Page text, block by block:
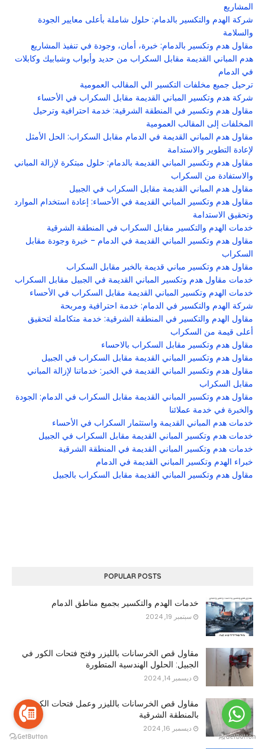
المشاريع
شركة الهدم والتكسير بالدمام: حلول شاملة بأعلى معايير الجودة
والسلامة
مقاول هدم وتكسير بالدمام: خبرة، أمان، وجودة في تنفيذ المشاريع
هدم المباني القديمة مقابل السكراب من حديد وأبواب وشبابيك وكابلات
في الدمام
ترحيل جميع مخلفات التكسير الي المقالب العمومية
شركة هدم وتكسير المباني القديمة مقابل السكراب في الأحساء
مقاول هدم وتكسير في المنطقة الشرقية: خدمة احترافية وترحيل
المخلفات إلى المقالب العمومية
مقاول هدم المباني القديمة في الدمام مقابل السكراب: الحل الأمثل
لإعادة التطوير والاستدامة
مقاول هدم وتكسير المباني القديمة بالدمام: حلول مبتكرة لإزالة المباني
والاستفادة من السكراب
مقاول هدم المباني القديمة مقابل السكراب في الجبيل
مقاول هدم وتكسير المباني القديمة في الأحساء: إعادة استخدام الموارد
وتحقيق الاستدامة
خدمات الهدم والتكسير مقابل السكراب في المنطقة الشرقية
مقاول هدم وتكسير المباني القديمة في الدمام - خبرة وجودة مقابل
السكراب
مقاول هدم وتكسير مباني قديمة بالخبر مقابل السكراب
خدمات مقاول هدم وتكسير المباني القديمة في الجبيل مقابل السكراب
خدمات الهدم وتكسير المباني القديمة مقابل السكراب في الأحساء
شركة الهدم والتكسير في الدمام: خدمة احترافية ومربحة
مقاول الهدم والتكسير في المنطقة الشرقية: خدمة متكاملة لتحقيق
أعلى قيمة من السكراب
مقاول هدم وتكسير مقابل السكراب بالاحساء
مقاول هدم وتكسير المباني القديمة مقابل السكراب في الجبيل
مقاول هدم وتكسير المباني القديمة في الخبر: خدماتنا لإزالة المباني
مقابل السكراب
مقاول هدم وتكسير المباني القديمة مقابل السكراب في الدمام: الجودة
والخبرة في خدمة عملائنا
خدمات هدم المباني القديمة واستثمار السكراب في الأحساء
خدمات هدم وتكسير المباني القديمة مقابل السكراب في الجبيل
خدمات هدم وتكسير المباني القديمة في المنطقة الشرقية
خبراء الهدم وتكسير المباني القديمة في الدمام
مقاول هدم وتكسير المباني القديمة مقابل السكراب بالجبيل
POPULAR POSTS
خدمات الهدم والتكسير بجميع مناطق الدمام
سبتمبر 19, 2024
مقاول قص الخرسانات بالليزر وفتح فتحات الكور في
الجبيل: الحلول الهندسية المتطورة
ديسمبر 14, 2024
مقاول قص الخرسانات بالليزر وعمل فتحات الكور
بالمنطقة الشرقية
ديسمبر 16, 2024